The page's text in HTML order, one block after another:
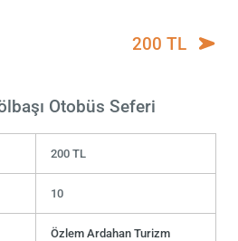
200 TL
Otobüs Seferi
200 TL
10
Özlem Ardahan Turizm